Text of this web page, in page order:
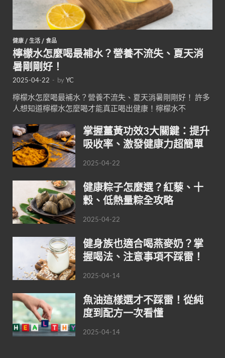
健康 / 生活 / 食品
檸檬水怎麼喝最補水？營養不流失、夏天消
暑剛剛好！
2025-04-22 - byYC
檸檬水怎麼喝最補水？營養不流失、夏天消暑剛剛好！ 許多
人想知道檸檬水怎麼喝才能真正喝出健康！檸檬水不
掌握薑黃功效3大關鍵：提升
吸收率、激發健康力超簡單
2025-04-22
健康粽子怎麼選？紅藜、十
穀、低熱量粽全攻略
2025-04-22
健身族也適合喝燕麥奶？掌
握喝法、注意事項不踩雷！
2025-04-14
魚油這樣選才不踩雷！從純
度到配方一次看懂
2025-04-14